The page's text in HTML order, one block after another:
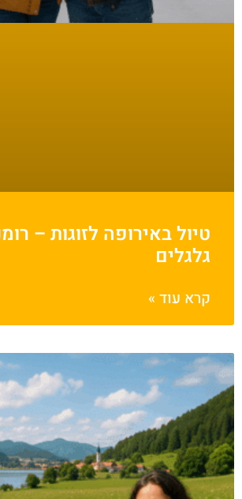
טיול באירופה לזוגות –
גלגלים
קרא עוד »